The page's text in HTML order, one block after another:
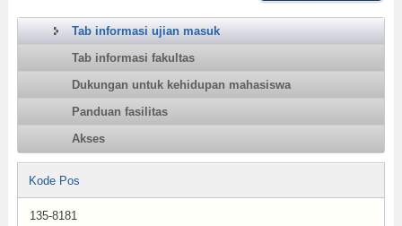
Tab informasi ujian masuk
Tab informasi fakultas
Dukungan untuk kehidupan mahasiswa
Panduan fasilitas
Akses
Kode Pos
135-8181